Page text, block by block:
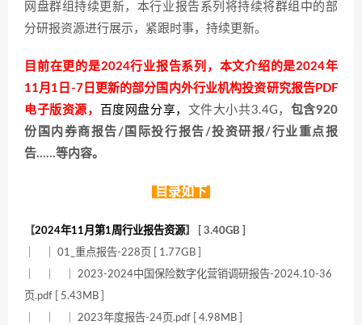
网盘群组持续更新，本行业报告系列将持续将群组中的部
分研报资源进行展示，紧跟时事，持续更新。
目前在更的是2024行业报告系列，本文介绍的是2024年
11月1日-7日更新的部分国内外行业机构投资研究报告PDF
电子版资源，
百度网盘分享， 文件大小共3.4G， 包含920
份国内券商报告/国际投行报告/投资研报/行业重点报
告……等内容。
目录如下
【2024年11月第1周行业报告资源】 [ 3.40GB ]
｜ ｜ 01_重点报告-228页 [ 1.77GB ]
｜ ｜ ｜ 2023-2024中国保险数字化营销调研报告-2024.10-36
页.pdf [ 5.43MB ]
｜ ｜ ｜ 2023年度报告-24页.pdf [ 4.98MB ]